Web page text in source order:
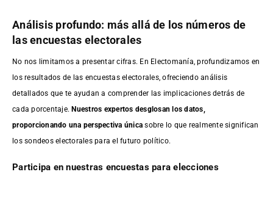
Análisis profundo: más allá de los números de
las encuestas electorales
No nos limitamos a presentar cifras. En Electomanía, profundizamos en
los resultados de las encuestas electorales, ofreciendo análisis
detallados que te ayudan a comprender las implicaciones detrás de
cada porcentaje.Nuestros expertos desglosan los datos,
proporcionando una perspectiva única sobre lo que realmente significan
los sondeos electorales para el futuro político.
Participa en nuestras encuestas para elecciones